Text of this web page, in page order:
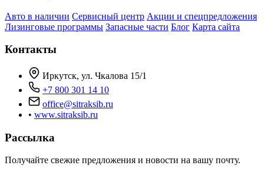
Авто в наличии Сервисный центр Акции и спецпредложения
Лизинговые программы Запасные части Блог Карта сайта
Контакты
Иркутск, ул. Чкалова 15/1
+7 800 301 14 10
office@sitraksib.ru
• www.sitraksib.ru
Рассылка
Получайте свежие предложения и новости на вашу почту.